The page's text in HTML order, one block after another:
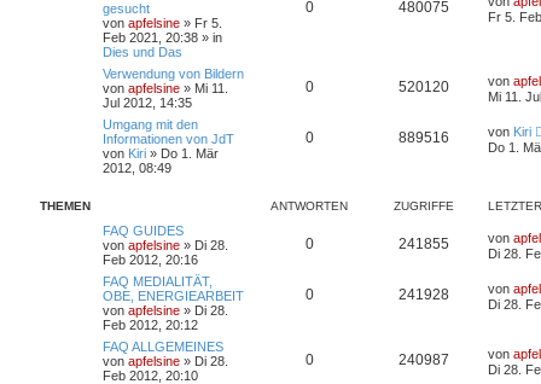
gesucht
von apfelsine » Fr 5.
Feb 2021, 20:38 » in
Dies und Das
0 480075
Fr 5.
Verwendung von Bildern
von apfelsine » Mi 11.
Jul 2012, 14:35
0 520120 von
Mi 11.
Umgang mit den
Informationen von JdT
von Kiri » Do 1. Mär
2012, 08:49
0 889516 von Kiri
Do 1.
THEMEN ANTWORTEN ZUGRIFFE
FAQ GUIDES
von apfelsine » Di 28.
Feb 2012, 20:16
0 241855 von
Di 28.
FAQ MEDIALITÄT,
OBE, ENERGIEARBEIT
von apfelsine » Di 28.
Feb 2012, 20:12
0 241928 von
Di 28.
FAQ ALLGEMEINES
von apfelsine » Di 28.
Feb 2012, 20:10
0 240987 von
Di 28.